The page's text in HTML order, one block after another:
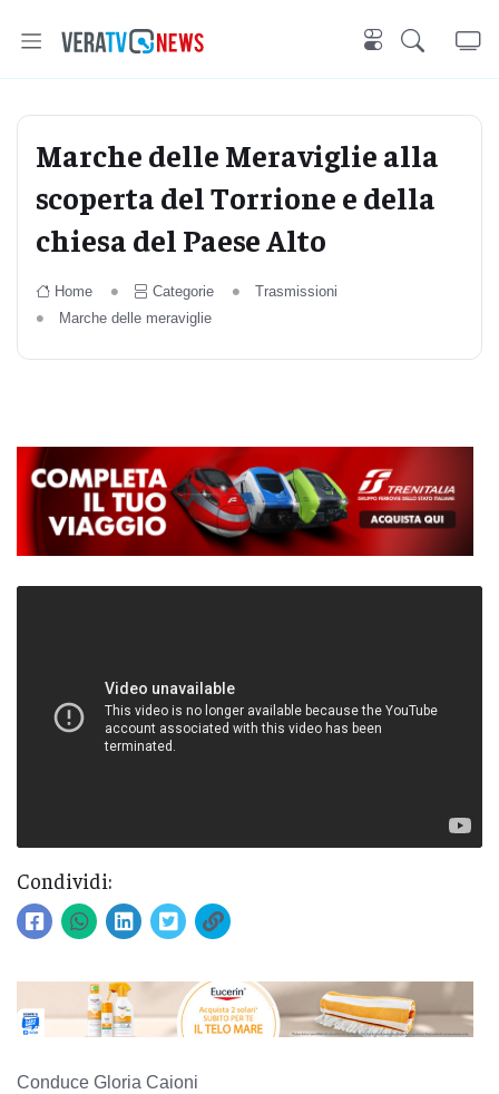
Marche delle Meraviglie alla
scoperta del Torrione e della
chiesa del Paese Alto
Home Categorie
Trasmissioni
Marche delle meraviglie
Condividi:
Conduce Gloria Caioni